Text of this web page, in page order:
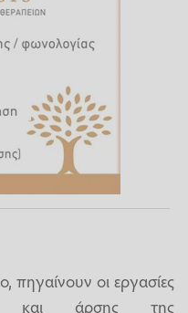
πηγαίνουν οι εργασίες
και άρσης της